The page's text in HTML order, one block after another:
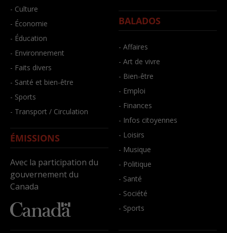
- Culture
- Économie
- Éducation
- Environnement
- Faits divers
- Santé et bien-être
- Sports
- Transport / Circulation
ÉMISSIONS
Avec la participation du
gouvernement du
Canada
BALADOS
- Affaires
- Art de vivre
- Bien-être
- Emploi
- Finances
- Infos citoyennes
- Loisirs
- Musique
- Politique
- Santé
- Société
- Sports